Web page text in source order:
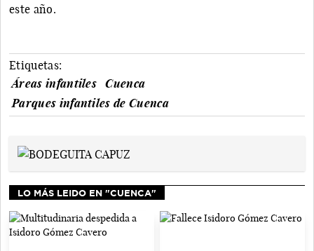
este año.
Etiquetas:
Áreas infantiles
Cuenca
Parques infantiles de Cuenca
LO MÁS LEIDO EN "CUENCA"